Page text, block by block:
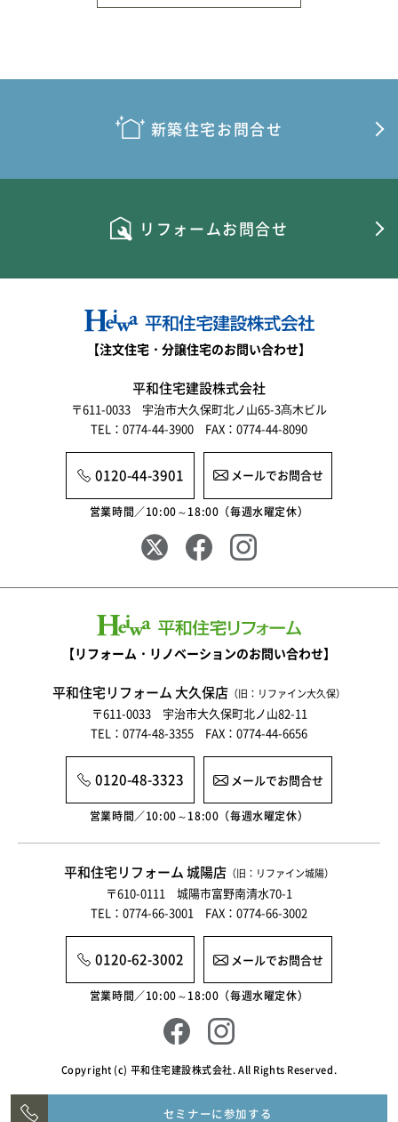
セミナーに参加する
新築住宅お問合せ
リフォームお問合せ
【注文住宅・分譲住宅のお問い合わせ】
平和住宅建設株式会社
〒611-0033 宇治市大久保町北ノ山65-3髙木ビル
TEL：0774-44-3900 FAX：0774-44-8090
0120-44-3901 メールでお問合せ
営業時間／10:00～18:00（毎週水曜定休）
【リフォーム・リノベーションのお問い合わせ】
平和住宅リフォーム 大久保店 （旧：リファイン大久保）
〒611-0033 宇治市大久保町北ノ山82-11
TEL：0774-48-3355 FAX：0774-44-6656
0120-48-3323 メールでお問合せ
営業時間／10:00～18:00（毎週水曜定休）
平和住宅リフォーム 城陽店 （旧：リファイン城陽）
〒610-0111 城陽市富野南清水70-1
TEL：0774-66-3001 FAX：0774-66-3002
0120-62-3002 メールでお問合せ
営業時間／10:00～18:00（毎週水曜定休）
Copyright (c) 平和住宅建設株式会社. All Rights Reserved.